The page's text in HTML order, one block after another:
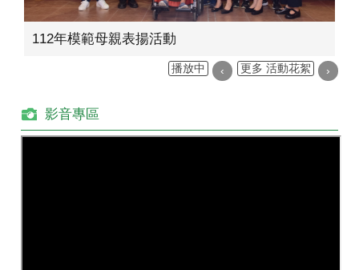
112年模範母親表揚活動
播放中 ‹ 更多 活動花絮 ›
影音專區